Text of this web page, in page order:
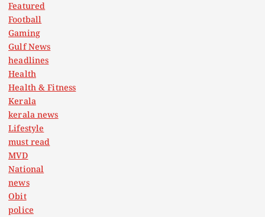
Featured
Football
Gaming
Gulf News
headlines
Health
Health & Fitness
Kerala
kerala news
Lifestyle
must read
MVD
National
news
Obit
police